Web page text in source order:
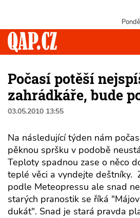
Počasí potěší
zahrádkáře, bude
03.05.2010 13:55
Na následující týden nám
pěknou spršku v podobě
Teploty spadnou zase o něco
teplé věci a vyndejte deštníky.
podle Meteopressu ale snad
starých pranostik se říká
dukát". Snad je stará pravda